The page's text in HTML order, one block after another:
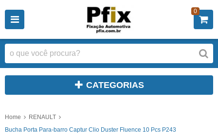
0
CATEGORIAS
Home
RENAULT
Bucha Porta Para-barro Captur Clio Duster Fluence 10 Pcs P243